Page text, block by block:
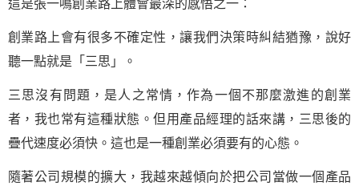
這是張一鳴創業路上體會最深的感悟之一：
創業路上會有很多不確定性，讓我們決策時糾結猶豫，說好
聽一點就是「三思」。
三思沒有問題，是人之常情，作為一個不那麼激進的創業
者，我也常有這種狀態。但用產品經理的話來講，三思後的
疊代速度必須快。這也是一種創業必須要有的心態。
隨著公司規模的擴大，我越來越傾向於把公司當做一個產品